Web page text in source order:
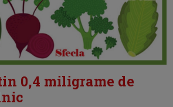
0,4 miligrame de